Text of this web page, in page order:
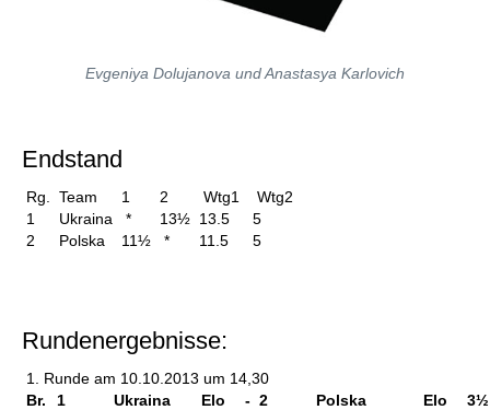
Evgeniya Dolujanova und Anastasya Karlovich
Endstand
Rg. Team 1 2 Wtg1
Wtg2
1
Ukraina * 13½ 13.5
5
2
Polska 11½ * 11.5 5
Rundenergebnisse:
1. Runde am 10.10.2013 um 14,30
Br.
1 Ukraina Elo - 2 Polska Elo